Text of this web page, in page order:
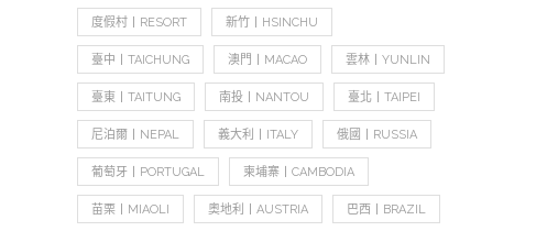
度假村丨RESORT 新竹丨HSINCHU
臺中丨TAICHUNG 澳門丨MACAO 雲林丨YUNLIN
臺東丨TAITUNG 南投丨NANTOU 臺北丨TAIPEI
尼泊爾丨NEPAL 義大利丨ITALY 俄國丨RUSSIA
葡萄牙丨PORTUGAL 柬埔寨丨CAMBODIA
苗栗丨MIAOLI 奧地利丨AUSTRIA 巴西丨BRAZIL